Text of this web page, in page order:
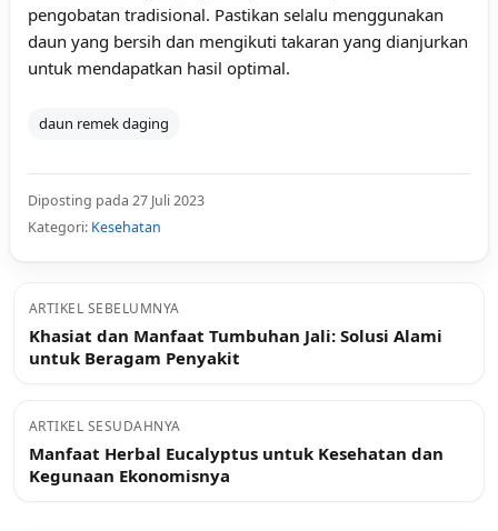
pengobatan tradisional. Pastikan selalu menggunakan
daun yang bersih dan mengikuti takaran yang dianjurkan
untuk mendapatkan hasil optimal.
daun remek daging
Diposting pada 27 Juli 2023
Kategori: Kesehatan
ARTIKEL SEBELUMNYA
Khasiat dan Manfaat Tumbuhan Jali: Solusi Alami
untuk Beragam Penyakit
ARTIKEL SESUDAHNYA
Manfaat Herbal Eucalyptus untuk Kesehatan dan
Kegunaan Ekonomisnya